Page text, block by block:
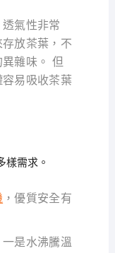
氣性非常
放茶葉，不
雜味。 但
易吸收茶葉
樣需求。
，優質安全有
是水沸騰溫